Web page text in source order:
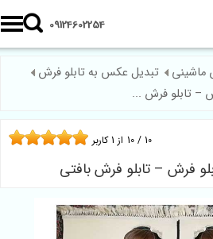
09124602254
تبدیل عکس به تابلو فرش
تابلو فرش ...
فرش – تابلو فرش بافتی
10 / 10 از1کاربر